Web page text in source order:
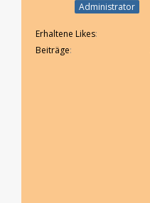
Administrator
Erhaltene Likes
Beiträge